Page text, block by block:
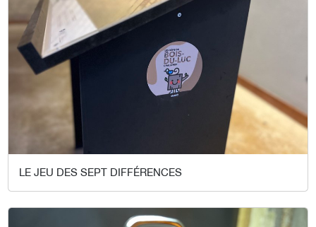
LE JEU DES SEPT DIFFÉRENCES